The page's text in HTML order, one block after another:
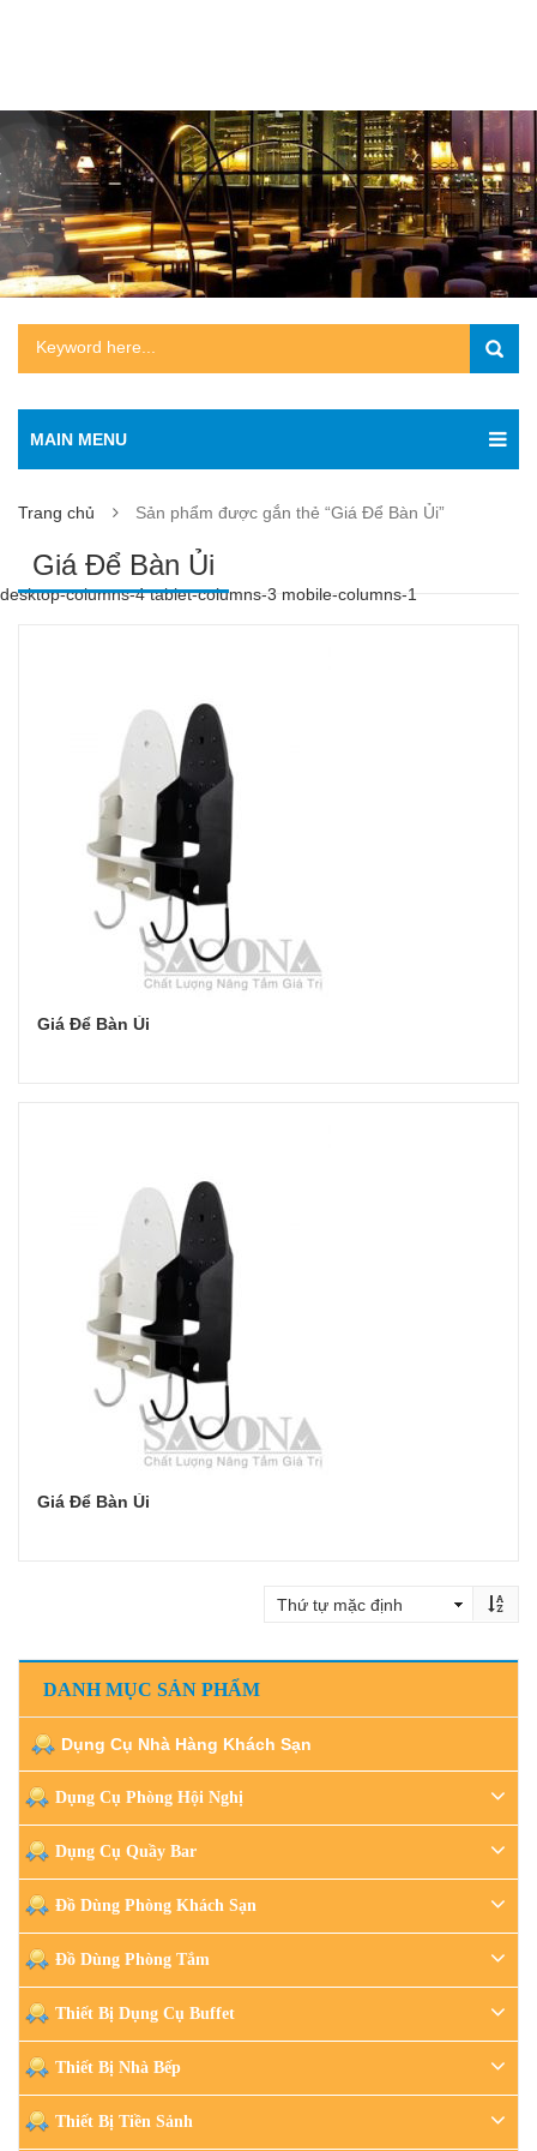
MAIN MENU
Trang chủ Sản phẩm được gắn thẻ “Giá Để Bàn Ủi”
Giá Để Bàn Ủi
desktop-columns-4 tablet-columns-3 mobile-columns-1
Giá Để Bàn Ủi
Giá Để Bàn Ủi
DANH MỤC SẢN PHẨM
Dụng Cụ Nhà Hàng Khách Sạn
Dụng Cụ Phòng Hội Nghị
Dụng Cụ Quầy Bar
Đồ Dùng Phòng Khách Sạn
Đồ Dùng Phòng Tắm
Thiết Bị Dụng Cụ Buffet
Thiết Bị Nhà Bếp
Thiết Bị Tiền Sảnh